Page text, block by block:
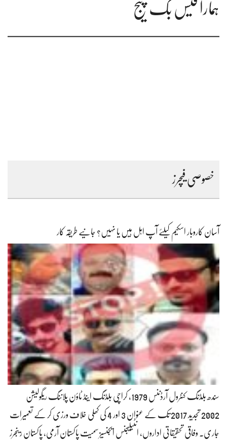
ہمارا فیس بک پیج
خصوصی فیچرز
آسان کاروبار اسکیم کیلئے آپ اہل ہیں یا نہیں؟ جانیے طریقہ کار
سندھ بلڈنگ کنٹرول آرڈننس 1979، کراچی بلڈنگ اینڈ ٹاؤن پلاننگ ریگولیشن
2002 تجدید 2017 تک کے عنوان 3 اور 4 کی کھلی خلاف ورزی کر کے تعمیرات
جاری۔ وفاقی تحقیقاتی اداروں، انٹیلیجنس ایجنسیز سمیت پاکستان آرمی، پاکستان رینجرز